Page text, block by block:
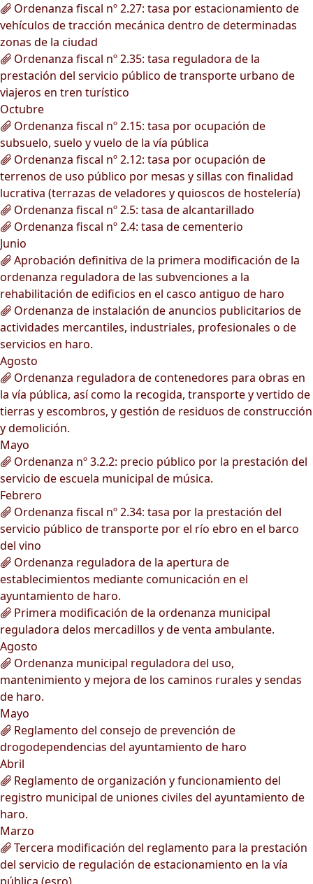
Ordenanza fiscal nº 2.27: tasa por estacionamiento de
vehículos de tracción mecánica dentro de determinadas
zonas de la ciudad
Ordenanza fiscal nº 2.35: tasa reguladora de la
prestación del servicio público de transporte urbano de
viajeros en tren turístico
Octubre
Ordenanza fiscal nº 2.15: tasa por ocupación de
subsuelo, suelo y vuelo de la vía pública
Ordenanza fiscal nº 2.12: tasa por ocupación de
terrenos de uso público por mesas y sillas con finalidad
lucrativa (terrazas de veladores y quioscos de hostelería)
Ordenanza fiscal nº 2.5: tasa de alcantarillado
Ordenanza fiscal nº 2.4: tasa de cementerio
Junio
Aprobación definitiva de la primera modificación de la
ordenanza reguladora de las subvenciones a la
rehabilitación de edificios en el casco antiguo de haro
Ordenanza de instalación de anuncios publicitarios de
actividades mercantiles, industriales, profesionales o de
servicios en haro.
Agosto
Ordenanza reguladora de contenedores para obras en
la vía pública, así como la recogida, transporte y vertido de
tierras y escombros, y gestión de residuos de construcción
y demolición.
Mayo
Ordenanza nº 3.2.2: precio público por la prestación del
servicio de escuela municipal de música.
Febrero
Ordenanza fiscal nº 2.34: tasa por la prestación del
servicio público de transporte por el río ebro en el barco
del vino
Ordenanza reguladora de la apertura de
establecimientos mediante comunicación en el
ayuntamiento de haro.
Primera modificación de la ordenanza municipal
reguladora delos mercadillos y de venta ambulante.
Agosto
Ordenanza municipal reguladora del uso,
mantenimiento y mejora de los caminos rurales y sendas
de haro.
Mayo
Reglamento del consejo de prevención de
drogodependencias del ayuntamiento de haro
Abril
Reglamento de organización y funcionamiento del
registro municipal de uniones civiles del ayuntamiento de
haro.
Marzo
Tercera modificación del reglamento para la prestación
del servicio de regulación de estacionamiento en la vía